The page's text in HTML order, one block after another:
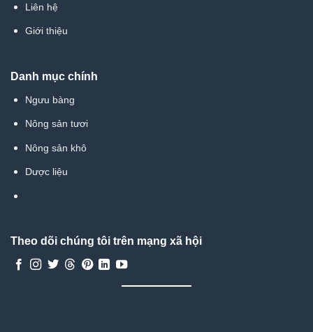
Liên hệ
Giới thiệu
Danh mục chính
Ngưu bàng
Nông sản tươi
Nông sản khô
Dược liệu
Theo dõi chúng tôi trên mạng xã hội